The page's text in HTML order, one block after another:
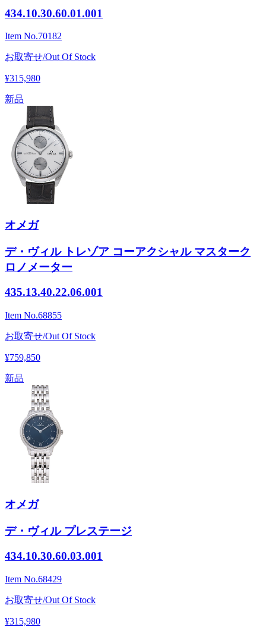
434.10.30.60.01.001
Item No.70182
お取寄せ/Out Of Stock
¥315,980
新品
オメガ
デ・ヴィル トレゾア コーアクシャル マスターク
ロノメーター
435.13.40.22.06.001
Item No.68855
お取寄せ/Out Of Stock
¥759,850
新品
オメガ
デ・ヴィル プレステージ
434.10.30.60.03.001
Item No.68429
お取寄せ/Out Of Stock
¥315,980